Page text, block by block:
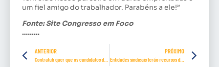
um fiel amigo do trabalhador. Parabéns a ele!”
Fonte: Site Congresso em Foco
………
ANTERIOR PRÓXIMO
Entidades sindicais terão recursos do FAT e de parlamentares